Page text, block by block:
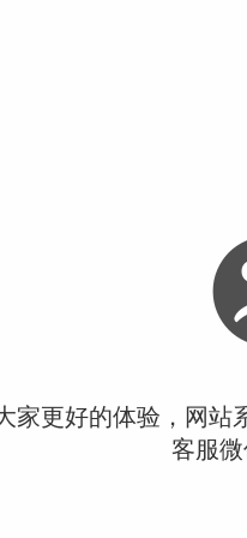
家更好的体验，网站
客服